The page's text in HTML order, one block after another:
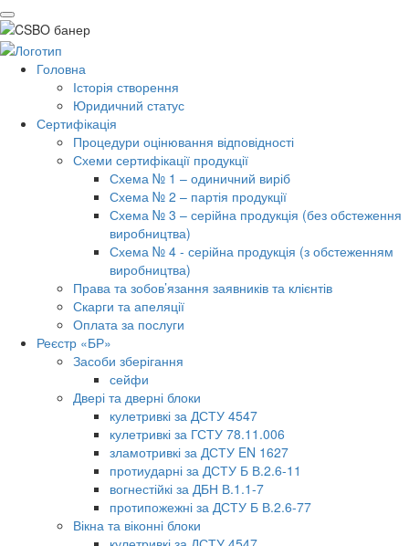
Головна
Історія створення
Юридичний статус
Сертифікація
Процедури оцінювання відповідності
Схеми сертифікації продукції
Схема № 1 – одиничний виріб
Схема № 2 – партія продукції
Схема № 3 – серійна продукція (без обстеження
виробництва)
Схема № 4 - серійна продукція (з обстеженням
виробництва)
Права та зобов’язання заявників та клієнтів
Скарги та апеляції
Оплата за послуги
Реєстр «БР»
Засоби зберігання
сейфи
Двері та дверні блоки
кулетривкі за ДСТУ 4547
кулетривкі за ГСТУ 78.11.006
зламотривкі за ДСТУ EN 1627
протиударні за ДСТУ Б В.2.6-11
вогнестійкі за ДБН В.1.1-7
протипожежні за ДСТУ Б В.2.6-77
Вікна та віконні блоки